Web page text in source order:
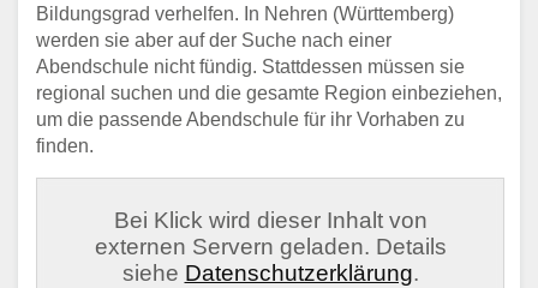
Bildungsgrad verhelfen. In Nehren (Württemberg)
werden sie aber auf der Suche nach einer
Abendschule nicht fündig. Stattdessen müssen sie
regional suchen und die gesamte Region einbeziehen,
um die passende Abendschule für ihr Vorhaben zu
finden.
Bei Klick wird dieser Inhalt von
externen Servern geladen. Details
siehe Datenschutzerklärung.